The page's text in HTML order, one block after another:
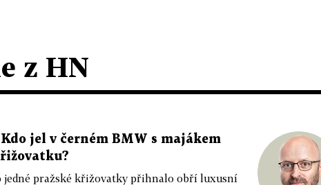
z HN
jel v černém BMW s majákem
jedné pražské křižovatky přihnalo obří luxusní